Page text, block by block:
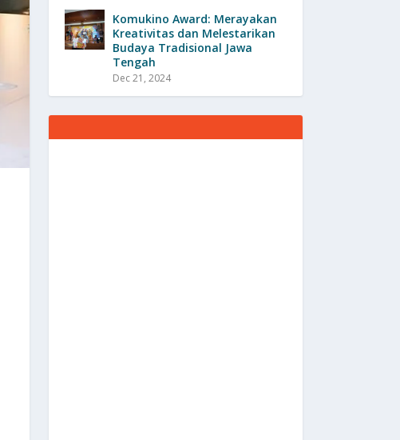
Komukino Award: Merayakan
Kreativitas dan Melestarikan
Budaya Tradisional Jawa
Tengah
Dec 21, 2024